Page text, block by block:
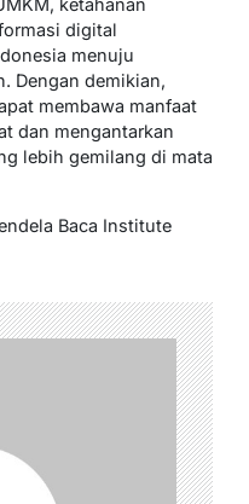
ketahanan
digital
menuju
Dengan demikian,
membawa manfaat
dan mengantarkan
lebih gemilang di mata
Baca Institute